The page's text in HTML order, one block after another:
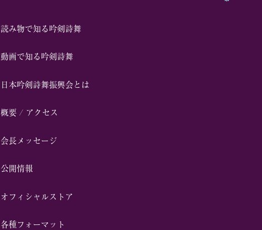
読み物で知る吟剣詩舞
動画で知る吟剣詩舞
⽇本吟剣詩舞振興会とは
概要 / アクセス
会⻑メッセージ
公開情報
オフィシャルストア
各種フォーマット